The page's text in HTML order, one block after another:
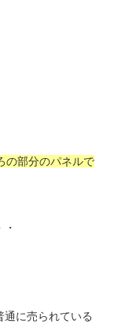
の部分のパネルで
通に売られている